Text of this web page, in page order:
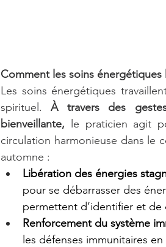
Comment les soins énergétiques
Les soins énergétiques
spirituel. À travers des
bienveillante, le praticien agit
circulation harmonieuse dans le
automne :
Libération des énergies
pour se débarrasser des
permettent d’identifier et
Renforcement du système
les défenses immunitaires